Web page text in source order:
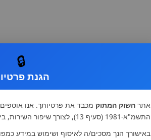
🔒
הגנת
אתר השוק המתוק מכבד את פרטיותך. אנו
התשמ"א-1981 (סעיף 13), לצורך שיפור השירות, ביצוע הזמנות ותקשורת עמך.
באישורך הנך מסכים/ה לאיסוף ושימוש במידע